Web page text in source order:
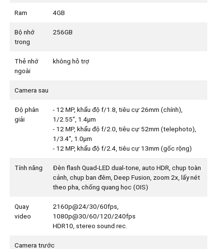
Ram 4GB
Bộ nhớ
trong
256GB
Thẻ nhớ
ngoài
không hỗ trợ
Camera sau
Độ phân
giải
- 12 MP, khẩu độ f/1.8, tiêu cự 26mm (chính),
1/2.55", 1.4µm
- 12 MP, khẩu độ f/2.0, tiêu cự 52mm (telephoto),
1/3.4", 1.0µm
- 12 MP, khẩu độ f/2.4, tiêu cự 13mm (gốc rộng)
Tính năng
Đèn flash Quad-LED dual-tone, auto HDR, chụp toàn
cảnh, chụp ban đêm, Deep Fusion, zoom 2x, lấy nét
theo pha, chống quang học (OIS)
Quay
video
2160p@24/30/60fps,
1080p@30/60/120/240fps
HDR10, stereo sound rec.
Camera trước